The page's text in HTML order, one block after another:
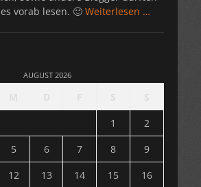
es vorab lesen. 🙂 Weiterlesen …
AUGUST 2026
1
2
5 6 7 8
9
12 13 14 15
16